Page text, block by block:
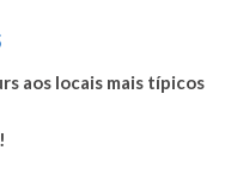
aos locais mais típicos